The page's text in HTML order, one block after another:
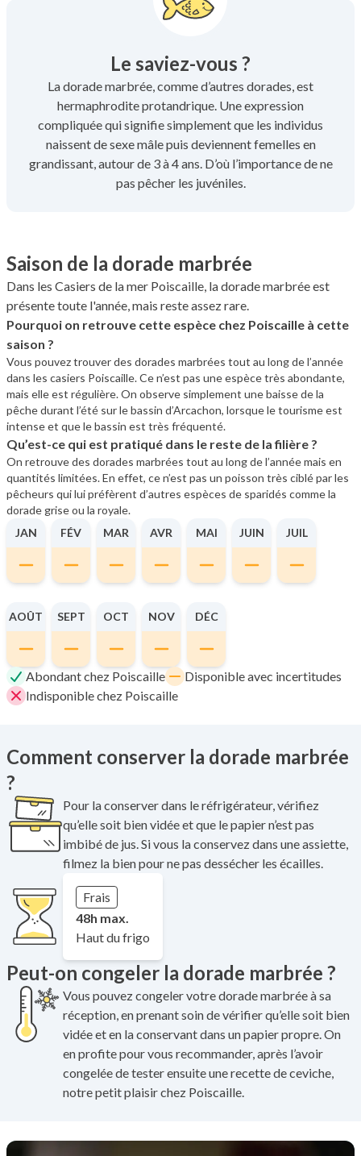
Le saviez-vous ?
La dorade marbrée, comme d’autres dorades, est
hermaphrodite protandrique. Une expression
compliquée qui signifie simplement que les individus
naissent de sexe mâle puis deviennent femelles en
grandissant, autour de 3 à 4 ans. D’où l’importance de ne
pas pêcher les juvéniles.
Saison de la dorade marbrée
Dans les Casiers de la mer Poiscaille, la dorade marbrée est
présente toute l'année, mais reste assez rare.
Pourquoi on retrouve cette espèce chez Poiscaille à cette
saison ?
Vous pouvez trouver des dorades marbrées tout au long de l’année
dans les casiers Poiscaille. Ce n’est pas une espèce très abondante,
mais elle est régulière. On observe simplement une baisse de la
pêche durant l’été sur le bassin d’Arcachon, lorsque le tourisme est
intense et que le bassin est très fréquenté.
Qu’est-ce qui est pratiqué dans le reste de la filière ?
On retrouve des dorades marbrées tout au long de l’année mais en
quantités limitées. En effet, ce n’est pas un poisson très ciblé par les
pêcheurs qui lui préfèrent d’autres espèces de sparidés comme la
dorade grise ou la royale.
JAN
FÉV MAR AVR MAI JUIN JUIL
AOÛT SEPT OCT NOV DÉC
Abondant chez Poiscaille
Disponible avec incertitudes
Indisponible chez Poiscaille
Comment conserver la dorade marbrée
?
Pour la conserver dans le réfrigérateur, vérifiez
qu’elle soit bien vidée et que le papier n’est pas
imbibé de jus. Si vous la conservez dans une assiette,
filmez la bien pour ne pas dessécher les écailles.
Frais
48h max.
Haut du frigo
Peut-on congeler la dorade marbrée ?
Vous pouvez congeler votre dorade marbrée à sa
réception, en prenant soin de vérifier qu’elle soit bien
vidée et en la conservant dans un papier propre. On
en profite pour vous recommander, après l’avoir
congelée de tester ensuite une recette de ceviche,
notre petit plaisir chez Poiscaille.